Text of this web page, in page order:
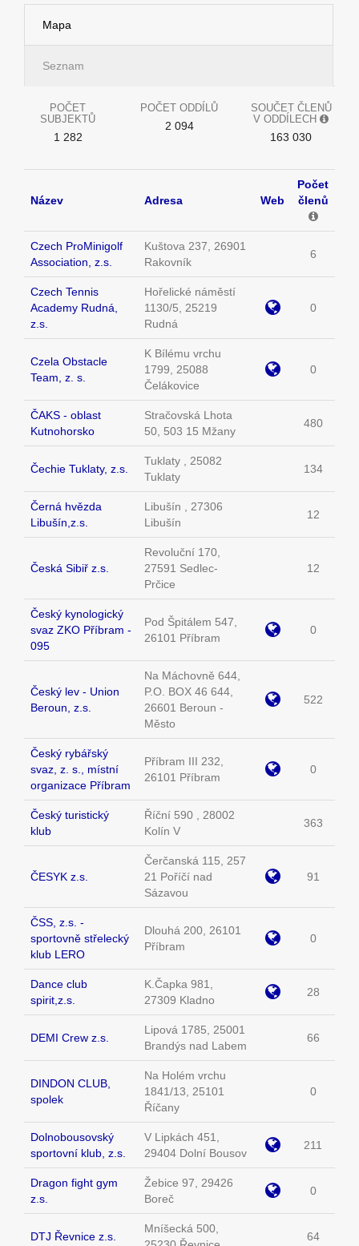
Mapa
Seznam
POČET
SUBJEKTŮ
1 282
POČET ODDÍLŮ
2 094
SOUČET ČLENŮ
V ODDÍLECH
163 030
Název Adresa Web
Počet
členů
Czech ProMinigolf
Association, z.s.
Kuštova 237, 26901
Rakovník
6
Czech Tennis
Academy Rudná,
z.s.
Hořelické náměstí
1130/5, 25219
Rudná
0
Czela Obstacle
Team, z. s.
K Bílému vrchu
1799, 25088
Čelákovice
0
ČAKS - oblast
Kutnohorsko
Stračovská Lhota
50, 503 15 Mžany
480
Čechie Tuklaty, z.s.
Tuklaty , 25082
Tuklaty
134
Černá hvězda
Libušín,z.s.
Libušín , 27306
Libušín
12
Česká Sibiř z.s.
Revoluční 170,
27591 Sedlec-
Prčice
12
Český kynologický
svaz ZKO Příbram -
095
Pod Špitálem 547,
26101 Příbram
0
Český lev - Union
Beroun, z.s.
Na Máchovně 644,
P.O. BOX 46 644,
26601 Beroun -
Město
522
Český rybářský
svaz, z. s., místní
organizace Příbram
Příbram III 232,
26101 Příbram
0
Český turistický
klub
Říční 590 , 28002
Kolín V
363
ČESYK z.s.
Čerčanská 115, 257
21 Poříčí nad
Sázavou
91
ČSS, z.s. -
sportovně střelecký
klub LERO
Dlouhá 200, 26101
Příbram
0
Dance club
spirit,z.s.
K.Čapka 981,
27309 Kladno
28
DEMI Crew z.s.
Lipová 1785, 25001
Brandýs nad Labem
66
DINDON CLUB,
spolek
Na Holém vrchu
1841/13, 25101
Říčany
0
Dolnobousovský
sportovní klub, z.s.
V Lipkách 451,
29404 Dolní Bousov
211
Dragon fight gym
z.s.
Žebice 97, 29426
Boreč
0
DTJ Řevnice z.s.
Mníšecká 500,
64